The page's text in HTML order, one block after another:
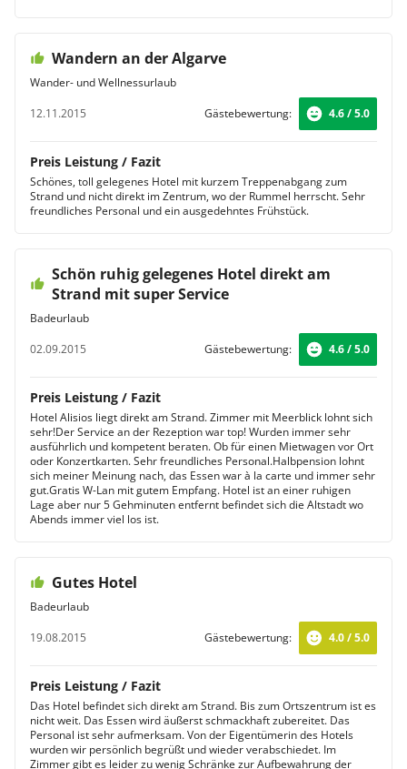
Wandern an der Algarve
Wander- und Wellnessurlaub
12.11.2015
Gästebewertung: 4.6 / 5.0
Preis Leistung / Fazit
Schönes, toll gelegenes Hotel mit kurzem Treppenabgang zum
Strand und nicht direkt im Zentrum, wo der Rummel herrscht. Sehr
freundliches Personal und ein ausgedehntes Frühstück.
Schön ruhig gelegenes Hotel direkt am
Strand mit super Service
Badeurlaub
02.09.2015
Gästebewertung: 4.6 / 5.0
Preis Leistung / Fazit
Hotel Alisios liegt direkt am Strand. Zimmer mit Meerblick lohnt sich
sehr!Der Service an der Rezeption war top! Wurden immer sehr
ausführlich und kompetent beraten. Ob für einen Mietwagen vor Ort
oder Konzertkarten. Sehr freundliches Personal.Halbpension lohnt
sich meiner Meinung nach, das Essen war à la carte und immer sehr
gut.Gratis W-Lan mit gutem Empfang. Hotel ist an einer ruhigen
Lage aber nur 5 Gehminuten entfernt befindet sich die Altstadt wo
Abends immer viel los ist.
Gutes Hotel
Badeurlaub
19.08.2015
Gästebewertung: 4.0 / 5.0
Preis Leistung / Fazit
Das Hotel befindet sich direkt am Strand. Bis zum Ortszentrum ist es
nicht weit. Das Essen wird äußerst schmackhaft zubereitet. Das
Personal ist sehr aufmerksam. Von der Eigentümerin des Hotels
wurden wir persönlich begrüßt und wieder verabschiedet. Im
Zimmer gibt es leider zu wenig Schränke zur Aufbewahrung der